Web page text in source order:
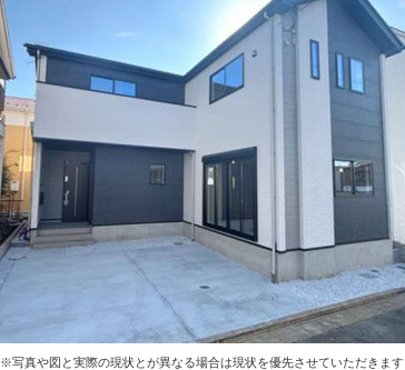
※写真や図と実際の現状とが異なる場合は現状を優先させていただきます